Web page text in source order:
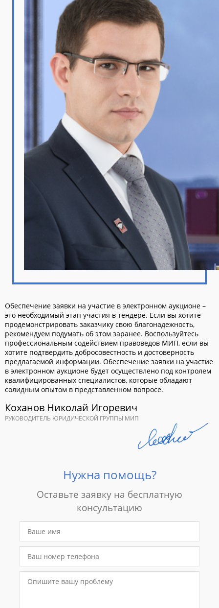
Обеспечение заявки на участие в электронном аукционе –
это необходимый этап участия в тендере. Если вы хотите
продемонстрировать заказчику свою благонадежность,
рекомендуем подумать об этом заранее. Воспользуйтесь
профессиональным содействием правоведов МИП, если вы
хотите подтвердить добросовестность и достоверность
предлагаемой информации. Обеспечение заявки на участие
в электронном аукционе будет осуществлено под контролем
квалифицированных специалистов, которые обладают
солидным опытом в представленном вопросе.
Коханов Николай Игоревич
РУКОВОДИТЕЛЬ ЮРИДИЧЕСКОЙ ГРУППЫ МИП
Нужна помощь?
Оставьте заявку на бесплатную
консультацию